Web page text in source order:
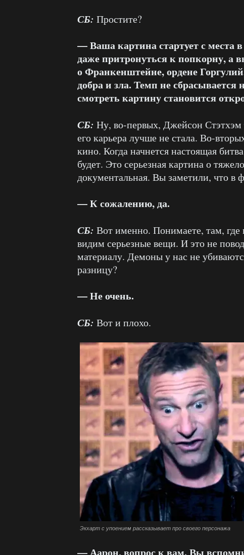
СБ: Простите?
— Ваша картина стартует с места
даже притронуться к попкорну,
о Франкенштейне, ордене
добра и зла. Темп не
смотреть картину становится
СБ: Ну, во-первых, Джейсон Стэтхэм
его карьера лучше не стала. Во-
кино. Когда начнется настоящая
будет. Это серьезная картина о
документальная. Вы заметили, что в
— К сожалению, да.
СБ: Вот именно. Понимаете, там,
видим серьезные вещи. И это не
материалу. Демоны у нас не
разницу?
— Не очень.
СБ: Вот и плохо.
Экхарт с упоением рассказывает про своего персонажа